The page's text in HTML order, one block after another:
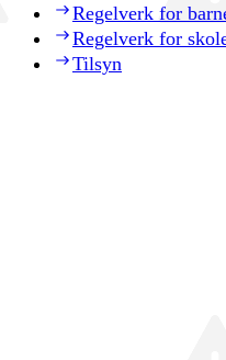
Regelverk for
Regelverk for
Tilsyn